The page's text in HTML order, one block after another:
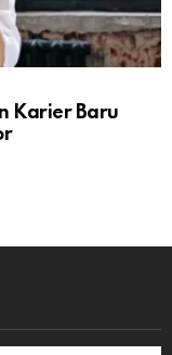
Karier Baru